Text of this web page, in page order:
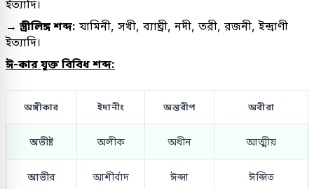
ইত্যাদি।
→ স্ত্রীলিঙ্গ শব্দ: যামিনী, সখী, ব্যাঘ্রী, নদী, তরী, রজনী, ইন্দ্রাণী
ইত্যাদি।
ঈ-কার যুক্ত বিবিধ শব্দ:
অঙ্গীকার ইদানীং অন্তরীপ অবীরা
অভীষ্ট অলীক অধীন আত্মীয়
আভীর আশীর্বাদ ঈপ্সা ঈপ্সিত